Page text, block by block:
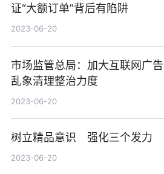
证“大额订单”背后有陷阱
2023-06-20
市场监管总局：加大互联网广告
乱象清理整治力度
2023-06-20
树立精品意识 强化三个发力
2023-06-20